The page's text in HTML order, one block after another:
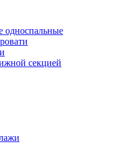
односпальные
секцией